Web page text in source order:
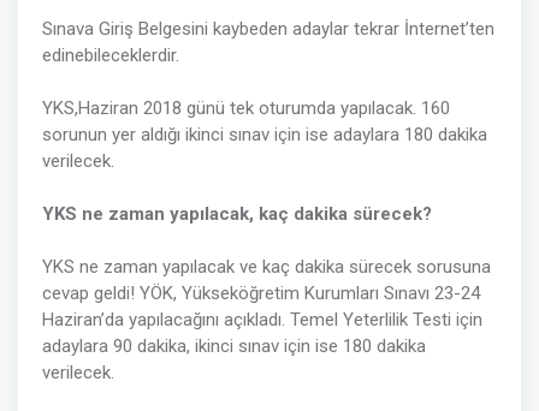
Sınava Giriş Belgesini kaybeden adaylar tekrar İnternet’ten
edinebileceklerdir.
YKS,Haziran 2018 günü tek oturumda yapılacak. 160
sorunun yer aldığı ikinci sınav için ise adaylara 180 dakika
verilecek.
YKS ne zaman yapılacak, kaç dakika sürecek?
YKS ne zaman yapılacak ve kaç dakika sürecek sorusuna
cevap geldi! YÖK, Yükseköğretim Kurumları Sınavı 23-24
Haziran’da yapılacağını açıkladı. Temel Yeterlilik Testi için
adaylara 90 dakika, ikinci sınav için ise 180 dakika
verilecek.